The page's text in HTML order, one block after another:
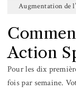
Augmentation de
Action
Pour les dix
fois par semaine.